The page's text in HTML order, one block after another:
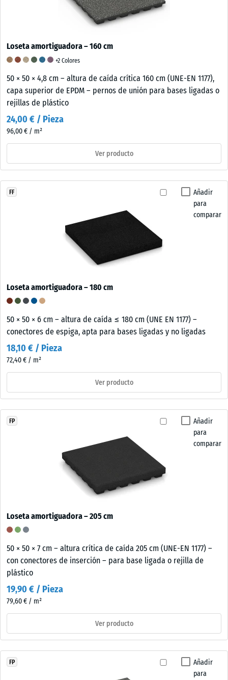
Loseta amortiguadora – 160 cm
+2 Colores
50 × 50 × 4,8 cm – altura de caída crítica 160 cm (UNE-EN 1177),
capa superior de EPDM – pernos de unión para bases ligadas o
rejillas de plástico
24,00 € / Pieza
96,00 € / m²
Ver producto
Añadir
para
comparar
FF
Loseta amortiguadora – 180 cm
50 × 50 × 6 cm – altura de caída ≤ 180 cm (UNE EN 1177) –
conectores de espiga, apta para bases ligadas y no ligadas
18,10 € / Pieza
72,40 € / m²
Ver producto
Añadir
para
comparar
FP
Loseta amortiguadora – 205 cm
50 × 50 × 7 cm – altura crítica de caída 205 cm (UNE-EN 1177) –
con conectores de inserción – para base ligada o rejilla de
plástico
19,90 € / Pieza
79,60 € / m²
Ver producto
Añadir
para
FP